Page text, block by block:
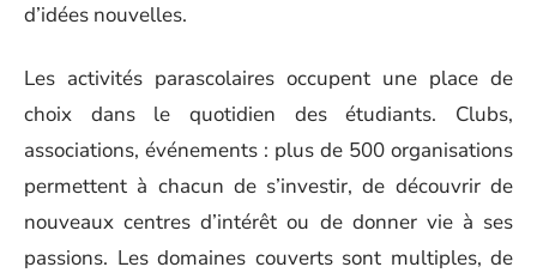
d’idées nouvelles.
Les activités parascolaires occupent une place de
choix dans le quotidien des étudiants. Clubs,
associations, événements : plus de 500 organisations
permettent à chacun de s’investir, de découvrir de
nouveaux centres d’intérêt ou de donner vie à ses
passions. Les domaines couverts sont multiples, de